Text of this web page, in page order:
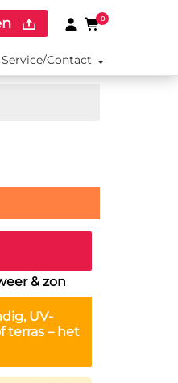
0
Service/Contact
& zon
UV-
terras – het